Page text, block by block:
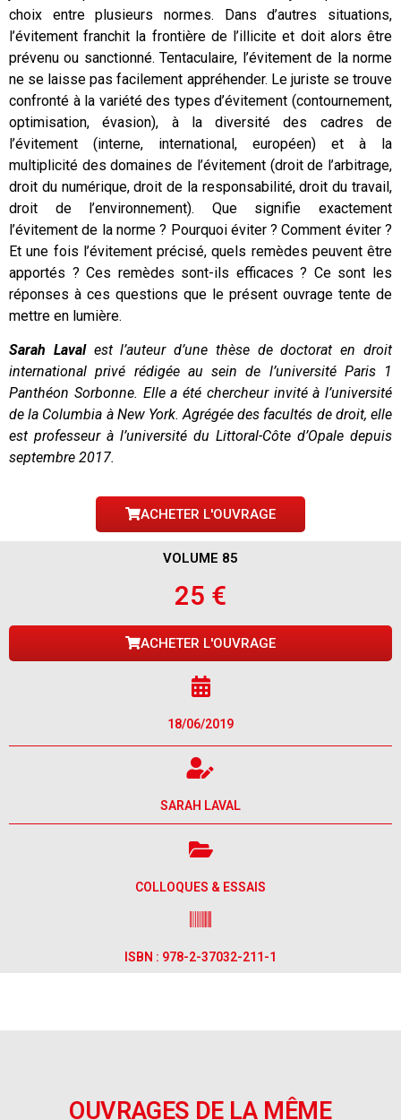
choix entre plusieurs normes. Dans d’autres situations,
l’évitement franchit la frontière de l’illicite et doit alors être
prévenu ou sanctionné. Tentaculaire, l’évitement de la norme
ne se laisse pas facilement appréhender. Le juriste se trouve
confronté à la variété des types d’évitement (contournement,
optimisation, évasion), à la diversité des cadres de
l’évitement (interne, international, européen) et à la
multiplicité des domaines de l’évitement (droit de l’arbitrage,
droit du numérique, droit de la responsabilité, droit du travail,
droit de l’environnement). Que signifie exactement
l’évitement de la norme ? Pourquoi éviter ? Comment éviter ?
Et une fois l’évitement précisé, quels remèdes peuvent être
apportés ? Ces remèdes sont-ils efficaces ? Ce sont les
réponses à ces questions que le présent ouvrage tente de
mettre en lumière.
Sarah Lavalest l’auteur d’une thèse de doctorat en droit
international privé rédigée au sein de l’université Paris 1
Panthéon Sorbonne. Elle a été chercheur invité à l’université
de la Columbia à New York. Agrégée des facultés de droit, elle
est professeur à l’université du Littoral-Côte d’Opale depuis
septembre 2017.
ACHETER L'OUVRAGE
VOLUME 85
25 €
ACHETER L'OUVRAGE
18/06/2019
SARAH LAVAL
COLLOQUES & ESSAIS
ISBN : 978-2-37032-211-1
OUVRAGES DE LA MÊME